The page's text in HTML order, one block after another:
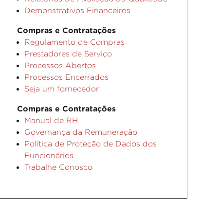
Demonstrativos Financeiros
Compras e Contratações
Regulamento de Compras
Prestadores de Serviço
Processos Abertos
Processos Encerrados
Seja um fornecedor
Compras e Contratações
Manual de RH
Governança da Remuneração
Política de Proteção de Dados dos
Funcionários
Trabalhe Conosco